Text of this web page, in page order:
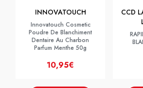
INNOVATOUCH
Innovatouch Cosmetic
Poudre De Blanchiment
Dentaire Au Charbon
Parfum Menthe 50g
10,95€
CCD